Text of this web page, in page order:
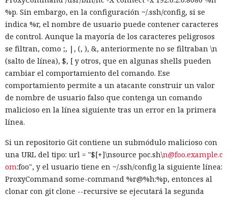
%p. Sin embargo, en la configuración ~/.ssh/config, si se
indica %r, el nombre de usuario puede contener caracteres
de control. Aunque la mayoría de los caracteres peligrosos
se filtran, como ;, |, (, ), &, anteriormente no se filtraban \n
(salto de línea), $, [ y otros, que en algunas shells pueden
cambiar el comportamiento del comando. Ese
comportamiento permite a un atacante construir un valor
de nombre de usuario falso que contenga un comando
malicioso en la línea siguiente tras un error en la primera
línea.
Si un repositorio Git contiene un submódulo malicioso con
una URL del tipo: url = "$[+]\nsource poc.sh\n@foo.example.c
om:foo", y el usuario tiene en ~/.ssh/config la siguiente línea:
ProxyCommand some-command %r@%h:%p, entonces al
clonar con git clone --recursive se ejecutará la segunda